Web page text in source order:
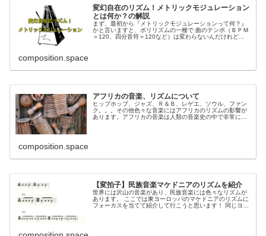
変幻自在のリズム！メトリックモジュレーション
とは何か？の解説
まず、最初から『メトリックモジュレーションって何？』
かと言いますと、ポリリズムの一種で 曲のテンポ（ＢＰＭ
＝120、四分音符＝120など）は変わらないんだけれど、
composition.space
アフリカの音楽、リズムについて
ヒップホップ、ジャズ、Ｒ＆Ｂ、レゲエ、ソウル、ファン
ク。。。その他色々な音楽にはアフリカのリズムの影響が
あります。アフリカの音楽は人類の音楽史の中で非常に重
composition.space
【変拍子】民族音楽マケドニアのリズムを紹介
世界には沢山の音楽があり、民族音楽には色々なリズムが
あります。 ここでは東ヨーロッパのマケドニアのリズムに
フォーカスを当てて紹介して行こうと思います！ 同じヨー